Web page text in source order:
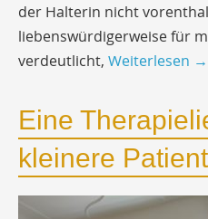
der Halterin nicht
liebenswürdigerweise für
verdeutlicht, Weiterlesen →
Eine
kleinere